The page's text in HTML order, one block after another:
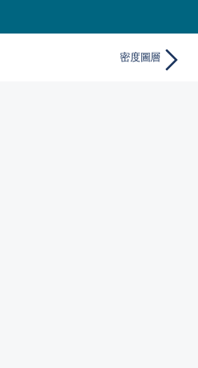
密度圖層